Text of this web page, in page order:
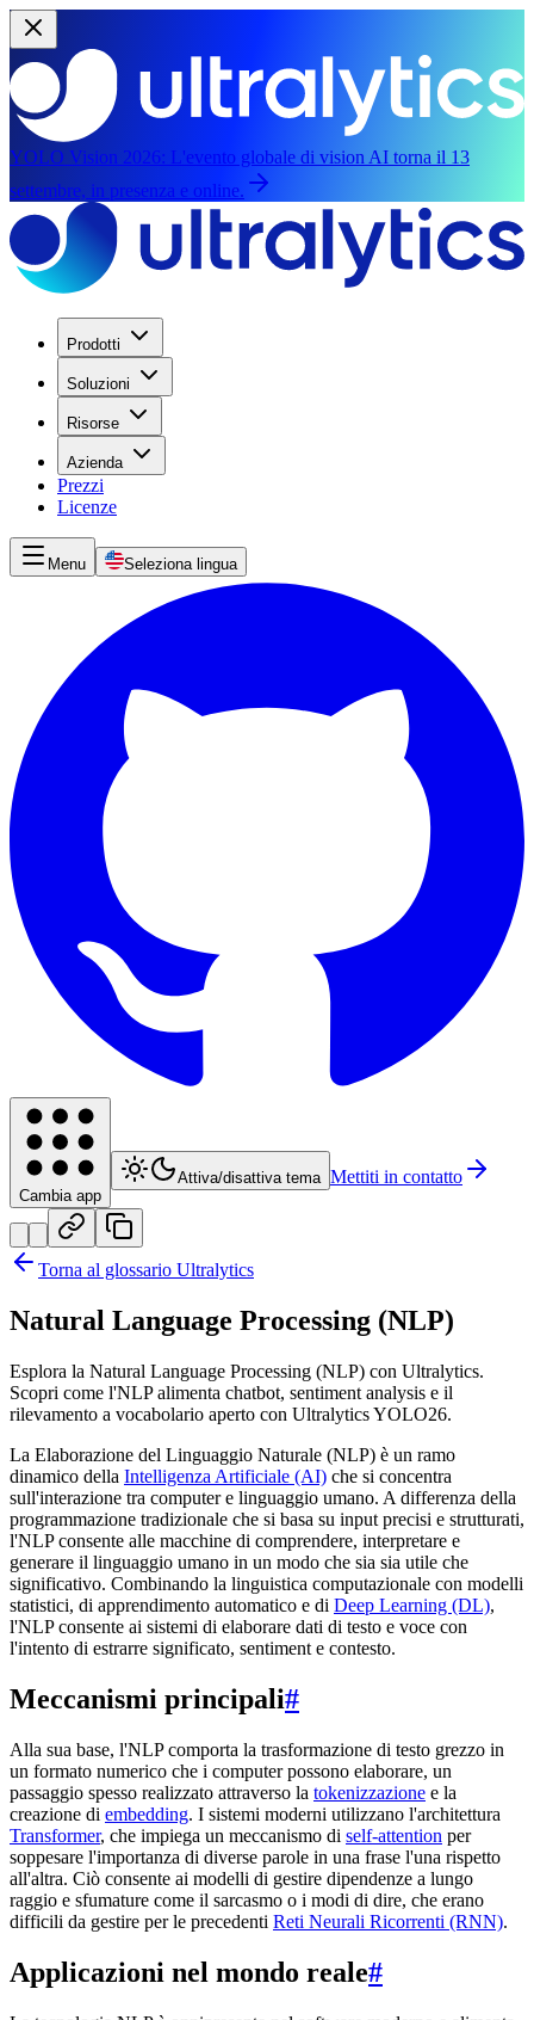
YOLO Vision 2026: L'evento globale di vision AI torna il 13
settembre, in presenza e online.
Prodotti
Soluzioni
Risorse
Azienda
Prezzi
Licenze
Menu Seleziona lingua
Cambia app
Attiva/disattiva tema Mettiti in contatto
Torna al glossario Ultralytics
Natural Language Processing (NLP)
Esplora la Natural Language Processing (NLP) con Ultralytics.
Scopri come l'NLP alimenta chatbot, sentiment analysis e il
rilevamento a vocabolario aperto con Ultralytics YOLO26.
La Elaborazione del Linguaggio Naturale (NLP) è un ramo
dinamico della Intelligenza Artificiale (AI) che si concentra
sull'interazione tra computer e linguaggio umano. A differenza della
programmazione tradizionale che si basa su input precisi e strutturati,
l'NLP consente alle macchine di comprendere, interpretare e
generare il linguaggio umano in un modo che sia sia utile che
significativo. Combinando la linguistica computazionale con modelli
statistici, di apprendimento automatico e di Deep Learning (DL),
l'NLP consente ai sistemi di elaborare dati di testo e voce con
l'intento di estrarre significato, sentiment e contesto.
Meccanismi principali#
Alla sua base, l'NLP comporta la trasformazione di testo grezzo in
un formato numerico che i computer possono elaborare, un
passaggio spesso realizzato attraverso la tokenizzazione e la
creazione di embedding. I sistemi moderni utilizzano l'architettura
Transformer, che impiega un meccanismo di self-attention per
soppesare l'importanza di diverse parole in una frase l'una rispetto
all'altra. Ciò consente ai modelli di gestire dipendenze a lungo
raggio e sfumature come il sarcasmo o i modi di dire, che erano
difficili da gestire per le precedenti Reti Neurali Ricorrenti (RNN).
Applicazioni nel mondo reale#